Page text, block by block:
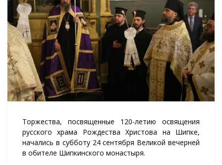
Торжества, посвященные 120-летию освящения
русского храма Рождества Христова на Шипке,
начались в субботу 24 сентября Великой вечерней
в обителе Шипкинского монастыря.